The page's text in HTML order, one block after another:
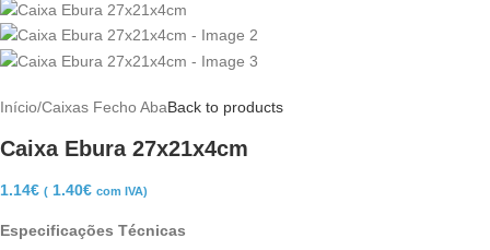
Início/Caixas Fecho AbaBack to products
Caixa Ebura 27x21x4cm
1.14€ ( 1.40€ com IVA)
Especificações Técnicas